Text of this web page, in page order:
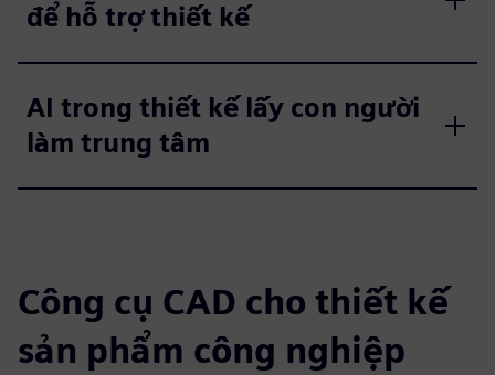
để hỗ trợ thiết kế
AI trong thiết kế lấy con người
làm trung tâm
Công cụ CAD cho thiết kế
sản phẩm công nghiệp